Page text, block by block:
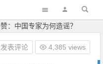
：中国专家为何造谣？
发表评论 4,385 views